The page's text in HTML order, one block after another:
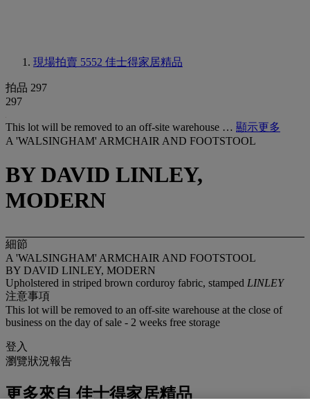
現場拍賣 5552 佳士得家居精品
拍品 297
297
This lot will be removed to an off-site warehouse … 顯示更多
A 'WALSINGHAM' ARMCHAIR AND FOOTSTOOL
BY DAVID LINLEY,
MODERN
細節
A 'WALSINGHAM' ARMCHAIR AND FOOTSTOOL
BY DAVID LINLEY, MODERN
Upholstered in striped brown corduroy fabric, stamped LINLEY
注意事項
This lot will be removed to an off-site warehouse at the close of
business on the day of sale - 2 weeks free storage
登入
瀏覽狀況報告
更多來自 佳士得家居精品